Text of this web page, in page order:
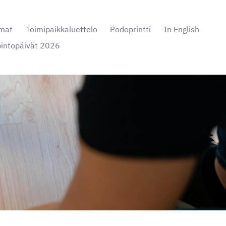
Toimipaikkaluettelo Podoprintti
In English
2026